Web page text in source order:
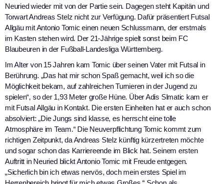
Neuried wieder mit von der Partie sein. Dagegen steht Kapitän und
Torwart Andreas Stelz nicht zur Verfügung. Dafür präsentiert Futsal
Allgäu mit Antonio Tomic einen neuen Schlussmann, der erstmals
im Kasten stehen wird. Der 21-Jährige spielt sonst beim FC
Blaubeuren in der Fußball-Landesliga Württemberg.
Im Alter von 15 Jahren kam Tomic über seinen Vater mit Futsal in
Berührung. „Das hat mir schon Spaß gemacht, weil ich so die
Möglichkeit bekam, auf zahlreichen Turnieren in der Jugend zu
spielen“, so der 1,93 Meter große Hüne. Über Adis Slmatic kam er
mit Futsal Allgäu in Kontakt. Die ersten Einheiten hat er auch schon
absolviert: „Die Jungs sind klasse, es herrscht eine tolle
Atmosphäre im Team.“ Die Neuverpflichtung Tomic kommt zum
richtigen Zeitpunkt, da Andreas Stelz künftig kürzertreten möchte
und sogar schon das Karriereende im Blick hat. Seinem ersten
Auftritt in Neuried blickt Antonio Tomic mit Freude entgegen.
„Sicherlich bin ich etwas nervös, doch mein erstes Spiel im